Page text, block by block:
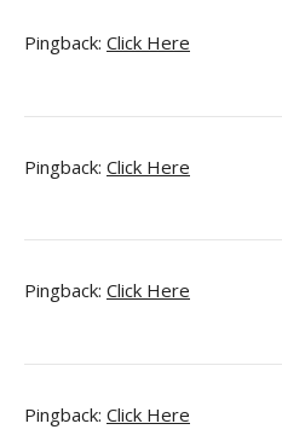
Pingback: Click Here
Pingback: Click Here
Pingback: Click Here
Pingback: Click Here